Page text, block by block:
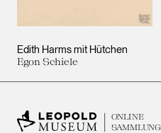
Edith Harms mit Hütchen
Egon Schiele
ONLINE
SAMMLUNG